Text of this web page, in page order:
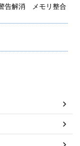
告解消 メモリ整合